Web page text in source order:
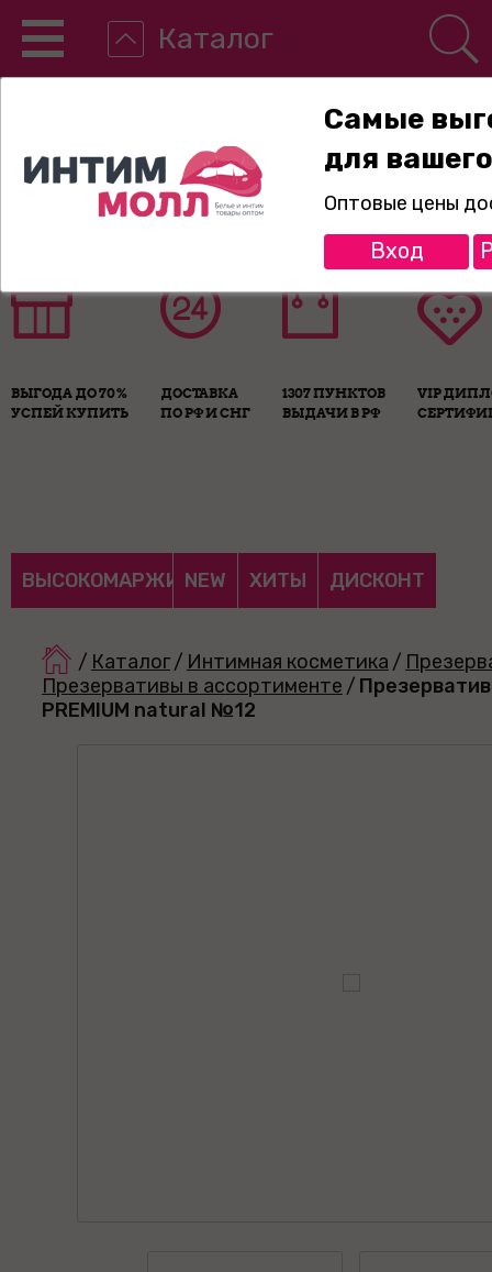
Каталог
8-800-775-89-65
ВЫГОДА ДО 70%
УСПЕЙ КУПИТЬ
ДОСТАВКА
ПО РФ И СНГ
1307 ПУНКТОВ
ВЫДАЧИ В РФ
VIP
ВЫСОКОМАРЖИНАЛЬНЫЕ
NEW ХИТЫ ДИСКОНТ
/ Каталог/ Интимная косметика /
Презервативы в ассортименте /
PREMIUM natural №12
Самые
для
Оптовые цены
Вход